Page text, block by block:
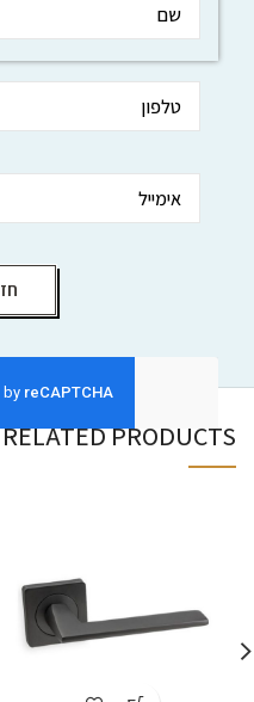
RELATED PRODUCTS